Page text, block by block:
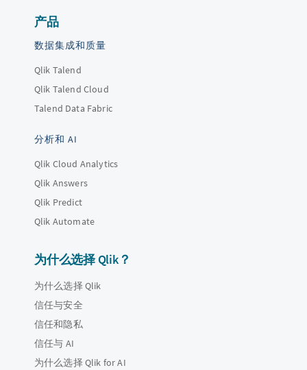
产品
数据集成和质量
Qlik Talend
Qlik Talend Cloud
Talend Data Fabric
分析和 AI
Qlik Cloud Analytics
Qlik Answers
Qlik Predict
Qlik Automate
为什么选择 Qlik？
为什么选择 Qlik
信任与安全
信任和隐私
信任与 AI
为什么选择 Qlik for AI